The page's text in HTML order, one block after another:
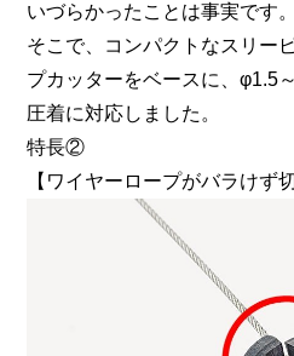
いづらかったことは事実です。
そこで、コンパクトなスリー
プカッターをベースに、φ1.5
圧着に対応しました。
特長②
【ワイヤーロープがバラけず